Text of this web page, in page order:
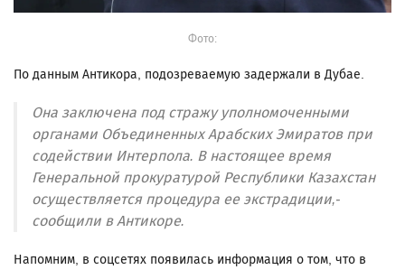
Фото:
По данным Антикора, подозреваемую задержали в Дубае.
Она заключена под стражу уполномоченными
органами Объединенных Арабских Эмиратов при
содействии Интерпола. В настоящее время
Генеральной прокуратурой Республики Казахстан
осуществляется процедура ее экстрадиции,-
сообщили в Антикоре.
Напомним, в соцсетях появилась информация о том, что в